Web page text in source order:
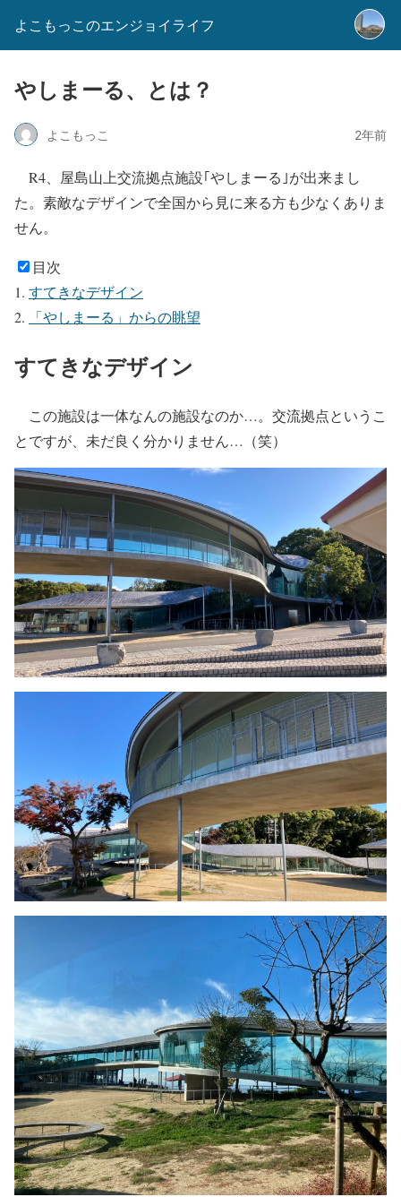
よこもっこのエンジョイライフ
やしまーる、とは？
よこもっこ 2年前
R4、屋島山上交流拠点施設｢やしまーる｣が出来まし
た。素敵なデザインで全国から見に来る方も少なくありま
せん。
目次
すてきなデザイン
「やしまーる」からの眺望
すてきなデザイン
この施設は一体なんの施設なのか…。交流拠点というこ
とですが、未だ良く分かりません…（笑）